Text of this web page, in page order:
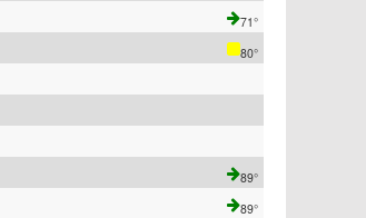
71°
80°
89°
89°